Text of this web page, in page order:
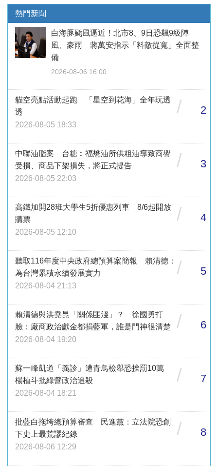
熱門新聞
白海豚颱風逼近！北市8、9日恐飆9級陣
風、豪雨 蔣萬安指示「料敵從寬」全面整
備
2026-08-06 16:00
貓空亮點活動起跑 「星空到花海」全年玩透
透
2026-08-05 18:33
/ 2
中聯油脂案 台糖︰福懋油所供粗油導致商譽
受損、商品下架損失，將正式提告
2026-08-05 22:03
/ 3
高鐵加開28班大學生5折優惠列車 8/6起開放
購票
2026-08-05 12:10
/ 4
聽取116年度中央政府總預算案簡報 賴清德：
為台灣累積永續發展實力
2026-08-04 21:13
/ 5
賴清德與洪堯昆「關係匪淺」？ 徐國勇打
臉：廠商政治獻金都捐藍軍，誰是門神很清楚
2026-08-04 19:20
/ 6
蘇一峰凱道「義診」遭青鳥檢舉恐挨罰10萬
楊植斗批綠營政治追殺
2026-08-04 18:21
/ 7
批藍白拖垮總預算審查 民進黨：立法院恐創
下史上最荒謬紀錄
2026-08-06 12:29
/ 8